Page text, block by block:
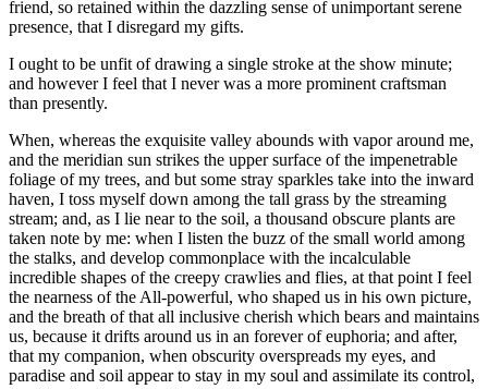
friend, so retained within the dazzling sense of unimportant serene
presence, that I disregard my gifts.
I ought to be unfit of drawing a single stroke at the show minute;
and however I feel that I never was a more prominent craftsman
than presently.
When, whereas the exquisite valley abounds with vapor around me,
and the meridian sun strikes the upper surface of the impenetrable
foliage of my trees, and but some stray sparkles take into the inward
haven, I toss myself down among the tall grass by the streaming
stream; and, as I lie near to the soil, a thousand obscure plants are
taken note by me: when I listen the buzz of the small world among
the stalks, and develop commonplace with the incalculable
incredible shapes of the creepy crawlies and flies, at that point I feel
the nearness of the All-powerful, who shaped us in his own picture,
and the breath of that all inclusive cherish which bears and maintains
us, because it drifts around us in an forever of euphoria; and after,
that my companion, when obscurity overspreads my eyes, and
paradise and soil appear to stay in my soul and assimilate its control,